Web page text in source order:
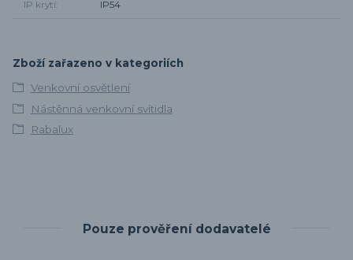
IP krytí IP54
Zboží zařazeno v kategoriích
Venkovní osvětlení
Nástěnná venkovní svítidla
Rabalux
Pouze prověření dodavatelé